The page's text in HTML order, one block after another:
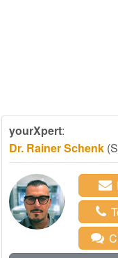
yourXpert:
Dr. Rainer Schenk